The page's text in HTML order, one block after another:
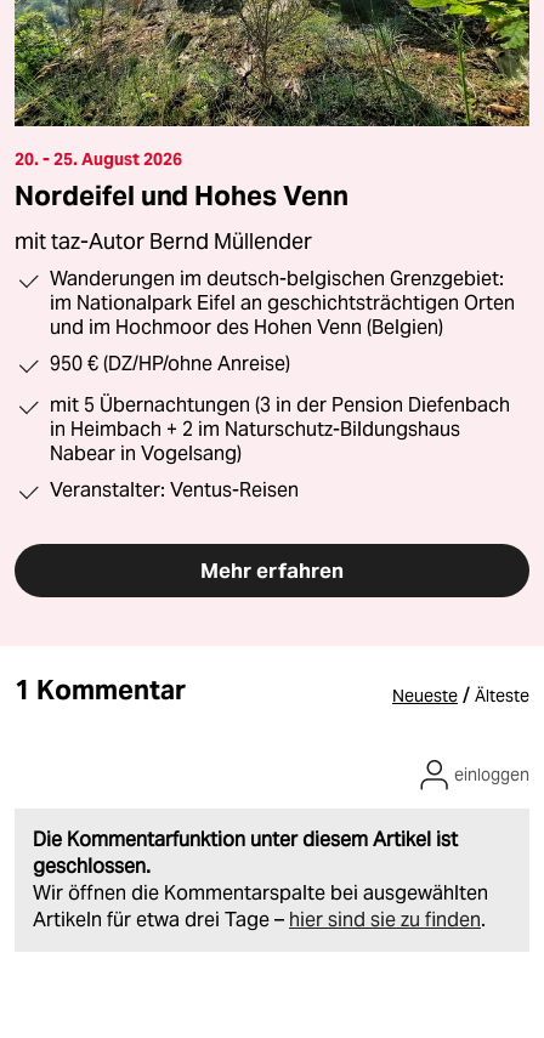
20. - 25. August 2026
Nordeifel und Hohes Venn
mit taz-Autor Bernd Müllender
Wanderungen im deutsch-belgischen Grenzgebiet:
im Nationalpark Eifel an geschichtsträchtigen Orten
und im Hochmoor des Hohen Venn (Belgien)
950 € (DZ/HP/ohne Anreise)
mit 5 Übernachtungen (3 in der Pension Diefenbach
in Heimbach + 2 im Naturschutz-Bildungshaus
Nabear in Vogelsang)
Veranstalter: Ventus-Reisen
Mehr erfahren
1 Kommentar Neueste / Älteste
Die Kommentarfunktion unter diesem Artikel ist
geschlossen.
Wir öffnen die Kommentarspalte bei ausgewählten
Artikeln für etwa drei Tage – hier sind sie zu finden.
einloggen